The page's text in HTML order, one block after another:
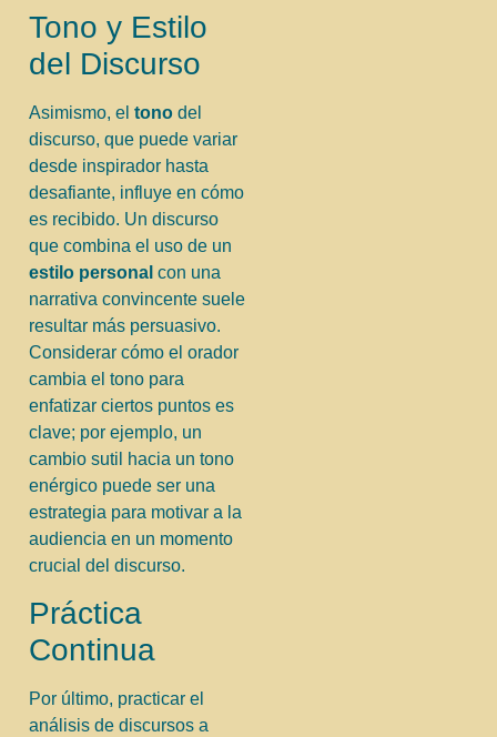
Tono y Estilo
del Discurso
Asimismo, el tono del
discurso, que puede variar
desde inspirador hasta
desafiante, influye en cómo
es recibido. Un discurso
que combina el uso de un
estilo personal con una
narrativa convincente suele
resultar más persuasivo.
Considerar cómo el orador
cambia el tono para
enfatizar ciertos puntos es
clave; por ejemplo, un
cambio sutil hacia un tono
enérgico puede ser una
estrategia para motivar a la
audiencia en un momento
crucial del discurso.
Práctica
Continua
Por último, practicar el
análisis de discursos a